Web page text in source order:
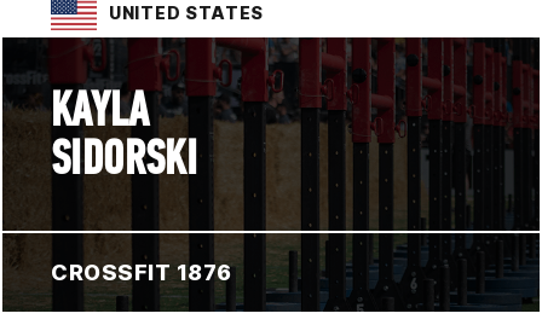
UNITED STATES
KAYLA
SIDORSKI
CROSSFIT 1876